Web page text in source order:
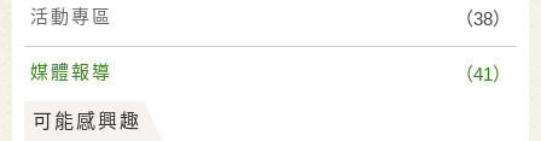
活動專區 （38）
媒體報導 （41）
可能感興趣